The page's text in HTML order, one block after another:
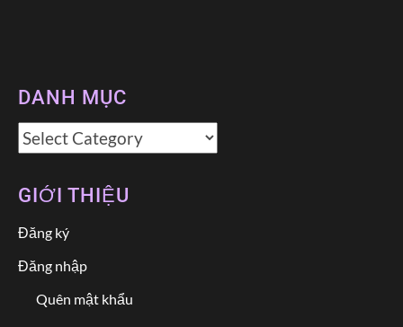
DANH MỤC
Danh
GIỚI THIỆU
Đăng ký
Đăng nhập
Quên mật khẩu